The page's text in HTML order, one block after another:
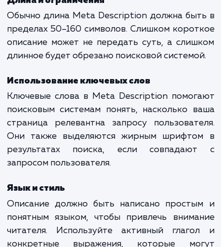
Meta Description — это ваш
заинтересовать пользователя и убедить
перейти именно на ваш сайт. Это своего
рекламный слоган для вашей
Как правильно написать Meta
Description
Длина и ограничения
Обычно длина Meta Description должна
описание может не передать суть, а
длинное будет обрезано поисковой
Использование ключевых слов